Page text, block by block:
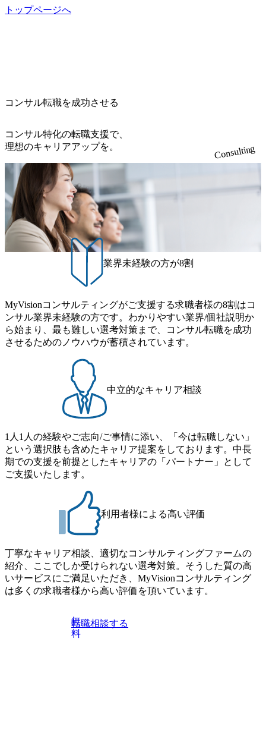
流での現状分析、顧客ヒアリング、戦略策定、技術選定、
ルティング領域)から参画いただきます。 課題選定から顧客
だきます。 アジャイル開発を通じて顧客の要望や提案を柔
軟に取り入れながら改善サイクルを回すため、ご自身の提
案がサービスに直接反映されやすく、高い貢献度を実感で
きます。 ● 勤務地 東京都渋谷区渋谷3丁目6-7 渋谷金王タワ
ー 事業所内禁煙(入居する施設に喫煙専用室あり) ・就業規
則により就業時間内の喫煙を全面的に禁止 ・禁煙サポート
制度あり オンライン ● 必須要件 以下いずれかのご経験をお
持ちの方 ・システム・ソフトウェア開発経験3年以上 ・要
件定義～基本設計など上流経験2年以上 ・PMO経験2年以上
● 歓迎要件 ・要件定義から詳細設計までのいずれかの上流
工程の経験 ・サブリーダー以上のマネジメント経験 ・お客
様との折衝経験、交渉経験 ・組織課題に対して主体的に業
務改善に取り組まれたご経験 ・アジャイル/スクラムへの興
で主体的に動ける方 ・年齢にこだわらず、アドバイスを素
直に受け取れる方 ・推進力のある方
ーケットプレイス」が存在し、本ツールを活用で上司の引
職率も21.8%（2023年12月時点）とフレキシブルな働き方を
③12時開始 2026年8月10日(月) 16:00 各回50分程度を想定 オ
ンライン 書類選考通過者
w.businessinsider.jp/post-283587) アサヒグループホールディン
ンサルティング会社となり、今後も成長性が大きくみられ
社時に10日間の間みっちりとコンサルの基礎を支援)を魅力
に感じ、他Big4ではなくアビームを選ぶ方も多数 アビーム
といえばSAPをはじめとしたシステム、とイメージされる
こともあるが実態としては経営戦略策定や新規事業立案な
どのトップラインを上げるための戦略案件も多く存在 特に
スポーツ&エンターテイメント領域ではBig4に先んじて注力
し、業界内で大きな存在感を誇る 社員の多様化する生活ス
タイルやライフイベントに対応した働きやすい職場環境を
実現するため、さまざまなサポート制度を導入している 多
文化理解や女性の活躍推進などの取り組み、また、フレッ
クス制度やフリーロケーション制度、フルリモート制度な
どの多様な働き方をサポートする制度が整備されている 202
6年8月23日(日) 9:00～18:00終了 2026年8月12日(水) 16:00 202
6年8月23日(日)にSustainable SCM SU 1day選考会を開催いた
します。 当SUは「GlobalでのSCM構築」や「物流・調達コ
ストの構造改革」といった伝統的なテーマに留まらずクラ
イアントがこれから取組むべき「グリーントランスフォー
った社会課題やテーマに対して、グローバル知見と最新の
事例などを基に企業の構造改革と社会価値の創造の取り組
みを行うプロフェッショナルチームです。 今回1day選考対
象となるポジションは下記となります。 ・コンサルタント
(調達改革・設備O&M)【SCS SU】 ・コンサルタント(ECM/
流改革/需給プロセス改革)【SSC SU】 ・SCM/ECMデータ・
プロセス分析・AI活用_Sustainable SCM Strategy Unit(Strategy
Consultant職)≪東京・大阪≫ ・コンサルタント(SCS SUオー
プンポジション)【SCS SU】 ※当日は全体での会社説明な
どはなく、個別選考のみの実施を予定しています ※1名あた
りの拘束時間は1時間～最大2時間半程度を想定しています
※1次面接と最終面接の間をなるべく空けないよう調整して
おりますが、調整が叶わないケースもございます オンライ
ン 書類選考通過者
（真北）という言葉がよくつかわれる。針が少し東に傾い
外オフィスへのトランスファー制度などが充実している。
東京オフィスに来るグローバルメンバーも多く、グローバ
れており、これまで多くのNPO・NGOなどの非営利団体に
無償でコンサルティングを提供している。 2026年8月29日
(土) の対面Kick-offイベントを皮切りに1か月程度のプログラ
ム ※初回プログラム : 8月29日(土)10:00～13:30 2026年8月12
日(水) 16:00 Bain & Company Tokyoでは、「Tokyo Be Bold Pr
ogram (女性候補者向け選考支援プログラム)」を実施いたし
ます。クライアントに斬新なソリューションを提供し、複
雑な経営課題を解決するために、チームのダイバーシティ
は欠かせません。是非、ユニークな視点と高い志を持つ女
性の皆様に多数ご参画頂きたいと考え、プログラムを開催
性はどのように活躍をしているのか」、「ケース面接の経
験がなく対策の仕方が知りたい」などのお声をたくさんい
食事などのカジュアルな交流、実際のプロジェクトのケー
ススタディ、1対1の模擬面接等、複数のセッションを約1か
月の期間に渡り行い、選考にご参加いただきます。コンサ
ルタント未経験の方でも、戦略コンサルタントの具体的な
仕事内容からお話をさせていただきますので、戦略コンサ
ルティングにご興味をお持ちの方は、この機会にぜひご応
にはWebテストを8月20日までに受験いただきます ・8月21
日までにプログラム参加者をご案内します ・初回プログラ
ム : 8月29日(土)10:00～13:30 @ベイン東京オフィス(六本木)
・プログラム期間中はコンサルタントとの食事会、プロジ
ェクトのご紹介、ケースワークショップなどを実施します
・10月17日(土)開催の選考会にて採用面接を実施する予定で
す ※ご都合が合わない方は別途調整いたします 初回プロ
ラインまたはオフラインの実施 ※東京オフィスのみのご応
募となります。他オフィス希望を含めたご応募はお受けい
たしかねますのでご了承ください ● フルタイムでの職務経
歴を2年以上お持ちの方で、東京オフィスのコンサルタント
ポジションに応募意思がある方 ● 英語・日本語ともにビジ
ネスレベルの方 ※日本語が母国語でない方は日本語能力
試験N1またはそれ相当の上級レベルの日本語力(会話・読解
力)
トップページへ
コンサル転職を成功させる
コンサル特化の転職支援で、
理想のキャリアアップを。
Consulting
業界未経験の方が8割
MyVisionコンサルティングがご支援する求職者様の8割はコ
ンサル業界未経験の方です。わかりやすい業界/個社説明か
ら始まり、最も難しい選考対策まで、コンサル転職を成功
させるためのノウハウが蓄積されています。
中立的なキャリア相談
1人1人の経験やご志向/ご事情に添い、「今は転職しない」
という選択肢も含めたキャリア提案をしております。中長
期での支援を前提としたキャリアの「パートナー」として
ご支援いたします。
利用者様による高い評価
丁寧なキャリア相談、適切なコンサルティングファームの
紹介、ここでしか受けられない選考対策。そうした質の高
いサービスにご満足いただき、MyVisionコンサルティング
は多くの求職者様から高い評価を頂いています。
無
料
転職相談する